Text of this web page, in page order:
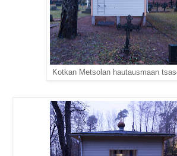
Kotkan Metsolan hautausmaan